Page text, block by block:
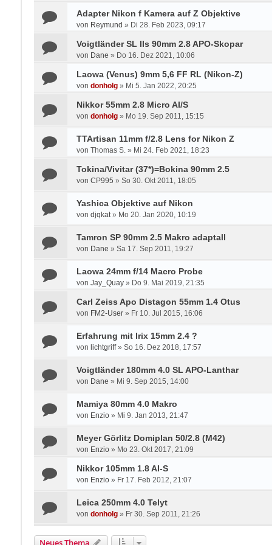
Adapter Nikon f Kamera auf Z Objektive
von Reymund » Di 28. Feb 2023, 09:17
Voigtländer SL IIs 90mm 2.8 APO-Skopar
von Dane » Do 16. Dez 2021, 10:06
Laowa (Venus) 9mm 5,6 FF RL (Nikon-Z)
von donholg» Mi 5. Jan 2022, 20:25
Nikkor 55mm 2.8 Micro AI/S
von donholg» Mo 19. Sep 2011, 15:15
TTArtisan 11mm f/2.8 Lens for Nikon Z
von Thomas S.» Mi 24. Feb 2021, 18:23
Tokina/Vivitar (37*)=Bokina 90mm 2.5
von CP995 » So 30. Okt 2011, 18:05
Yashica Objektive auf Nikon
von djqkat» Mo 20. Jan 2020, 10:19
Tamron SP 90mm 2.5 Makro adaptall
von Dane » Sa 17. Sep 2011, 19:27
Laowa 24mm f/14 Macro Probe
von Jay_Quay» Do 9. Mai 2019, 21:35
Carl Zeiss Apo Distagon 55mm 1.4 Otus
von FM2-User» Fr 10. Jul 2015, 16:06
Erfahrung mit Irix 15mm 2.4 ?
von lichtgriff» So 16. Dez 2018, 17:57
Voigtländer 180mm 4.0 SL APO-Lanthar
von Dane » Mi 9. Sep 2015, 14:00
Mamiya 80mm 4.0 Makro
von Enzio» Mi 9. Jan 2013, 21:47
Meyer Görlitz Domiplan 50/2.8 (M42)
von Enzio» Mo 23. Okt 2017, 21:09
Nikkor 105mm 1.8 AI-S
von Enzio» Fr 17. Feb 2012, 21:07
Leica 250mm 4.0 Telyt
von donholg» Fr 30. Sep 2011, 21:26
Neues Thema